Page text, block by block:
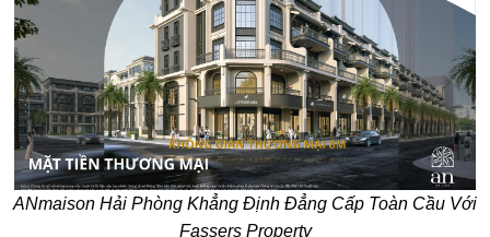
ANmaison Hải Phòng Khẳng Định Đẳng Cấp Toàn Cầu Với
Fassers Property